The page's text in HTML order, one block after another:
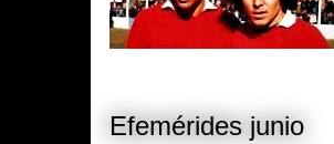
Efemérides junio